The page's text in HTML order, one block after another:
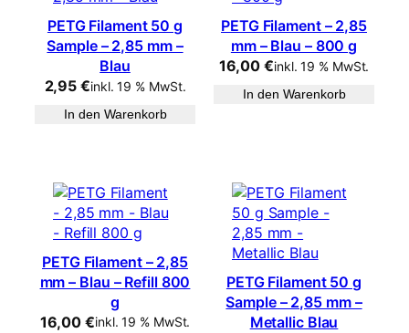
PETG Filament 50 g
Sample – 2,85 mm –
Blau
2,95€inkl. 19 % MwSt.
In den Warenkorb
PETG Filament – 2,85
mm – Blau – 800 g
16,00€inkl. 19 % MwSt.
In den Warenkorb
PETG Filament – 2,85
mm – Blau – Refill 800
g
16,00€inkl. 19 % MwSt.
PETG Filament 50 g
Sample – 2,85 mm –
Metallic Blau